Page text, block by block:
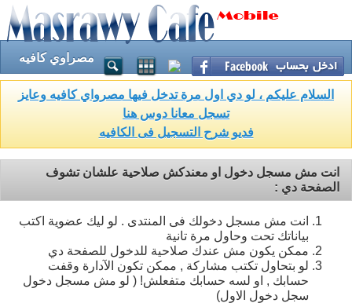
مصراوي كافيه
السلام عليكم ، لو دي اول مرة تدخل فيها مصرواي كافيه وعايز
تسجل معانا دوس هنا
فديو شرح التسجيل فى الكافيه
انت مش مسجل دخول او معندكش صلاحية علشان تشوف
الصفحة دي :
انت مش مسجل دخولك فى المنتدى . لو ليك عضوية اكتب
بياناتك تحت وحاول مرة تانية
ممكن يكون مش عندك صلاحية للدخول للصفحة دي
لو بتحاول تكتب مشاركة , ممكن تكون الآدارة وقفت
حسابك , او لسه حسابك متفعلش! ( لو مش مسجل دخول
سجل دخول الاول)